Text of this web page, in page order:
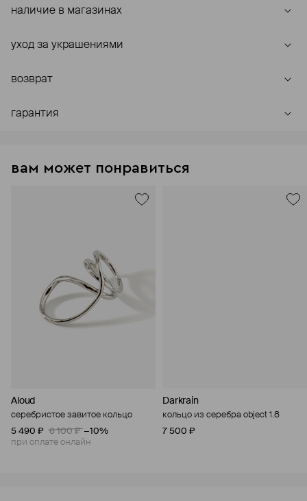
наличие в магазинах
уход за украшениями
возврат
гарантия
вам может понравиться
Aloud
серебристое завитое кольцо
5 490 ₽
6 100 ₽ −10%
при оплате онлайн
Darkrain
кольцо из серебра object 1.8
7 500 ₽